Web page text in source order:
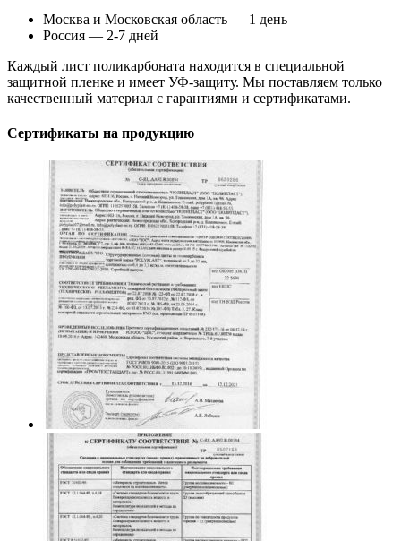
Москва и Московская область — 1 день
Россия — 2-7 дней
Каждый лист поликарбоната находится в специальной
защитной пленке и имеет УФ-защиту. Мы поставляем только
качественный материал с гарантиями и сертификатами.
Сертификаты на продукцию